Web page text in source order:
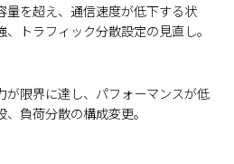
量を超え、通信速度が低下する状
トラフィック分散設定の見直し。
が限界に達し、パフォーマンスが低
負荷分散の構成変更。